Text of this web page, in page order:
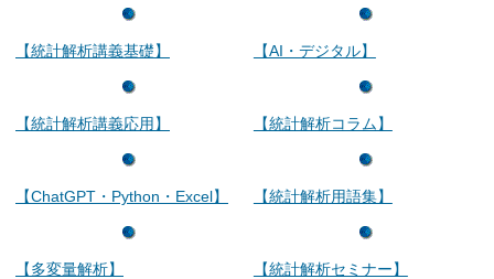
【統計解析講義基礎】
【統計解析講義応用】
【ChatGPT・Python・Excel】
【多変量解析】
【AI・デジタル】
【統計解析コラム】
【統計解析用語集】
【統計解析セミナー】